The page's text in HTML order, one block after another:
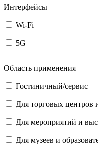
Интерфейсы
Wi-Fi
5G
Область применения
Гостиничный/сервис
Для торговых центров
Для мероприятий и
Для музеев и